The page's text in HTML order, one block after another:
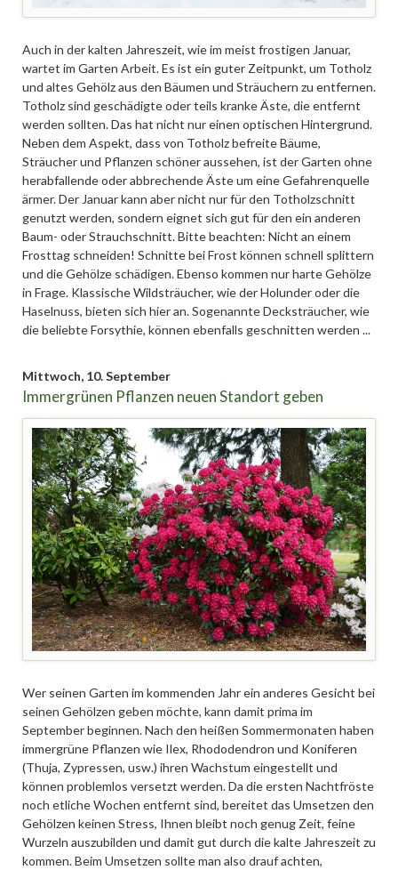
Auch in der kalten Jahreszeit, wie im meist frostigen Januar,
wartet im Garten Arbeit. Es ist ein guter Zeitpunkt, um Totholz
und altes Gehölz aus den Bäumen und Sträuchern zu entfernen.
Totholz sind geschädigte oder teils kranke Äste, die entfernt
werden sollten. Das hat nicht nur einen optischen Hintergrund.
Neben dem Aspekt, dass von Totholz befreite Bäume,
Sträucher und Pflanzen schöner aussehen, ist der Garten ohne
herabfallende oder abbrechende Äste um eine Gefahrenquelle
ärmer. Der Januar kann aber nicht nur für den Totholzschnitt
genutzt werden, sondern eignet sich gut für den ein anderen
Baum- oder Strauchschnitt. Bitte beachten: Nicht an einem
Frosttag schneiden! Schnitte bei Frost können schnell splittern
und die Gehölze schädigen. Ebenso kommen nur harte Gehölze
in Frage. Klassische Wildsträucher, wie der Holunder oder die
Haselnuss, bieten sich hier an. Sogenannte Decksträucher, wie
die beliebte Forsythie, können ebenfalls geschnitten werden ...
Mittwoch, 10. September
Immergrünen Pflanzen neuen Standort geben
Wer seinen Garten im kommenden Jahr ein anderes Gesicht bei
seinen Gehölzen geben möchte, kann damit prima im
September beginnen. Nach den heißen Sommermonaten haben
immergrüne Pflanzen wie Ilex, Rhododendron und Koniferen
(Thuja, Zypressen, usw.) ihren Wachstum eingestellt und
können problemlos versetzt werden. Da die ersten Nachtfröste
noch etliche Wochen entfernt sind, bereitet das Umsetzen den
Gehölzen keinen Stress, Ihnen bleibt noch genug Zeit, feine
Wurzeln auszubilden und damit gut durch die kalte Jahreszeit zu
kommen. Beim Umsetzen sollte man also drauf achten,